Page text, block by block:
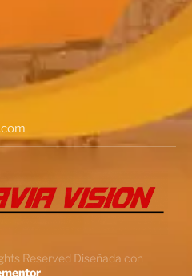
Reserved Diseñada con